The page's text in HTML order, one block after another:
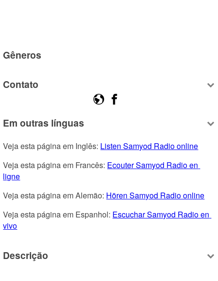
Gêneros
Contato
Em outras línguas
Veja esta página em Inglês: Listen Samyod Radio online
Veja esta página em Francês: Ecouter Samyod Radio en
ligne
Veja esta página em Alemão: Hören Samyod Radio online
Veja esta página em Espanhol: Escuchar Samyod Radio en
vivo
Descrição